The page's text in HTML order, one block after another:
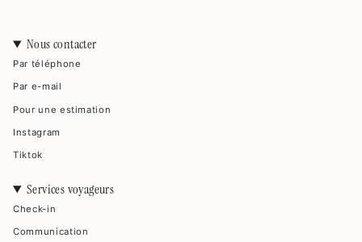
Nous contacter
Par téléphone
Par e-mail
Pour une estimation
Instagram
Tiktok
Services voyageurs
Check-in
Communication